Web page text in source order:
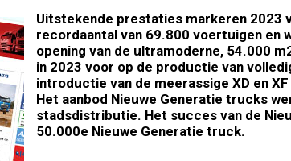
Uitstekende prestaties markeren 2023
recordaantal van 69.800 voertuigen en
opening van de ultramoderne, 54.000
in 2023 voor op de productie van
introductie van de meerassige XD en
Het aanbod Nieuwe Generatie trucks
stadsdistributie. Het succes van de
50.000e Nieuwe Generatie truck.